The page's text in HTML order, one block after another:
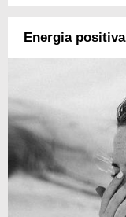
Energia positiva